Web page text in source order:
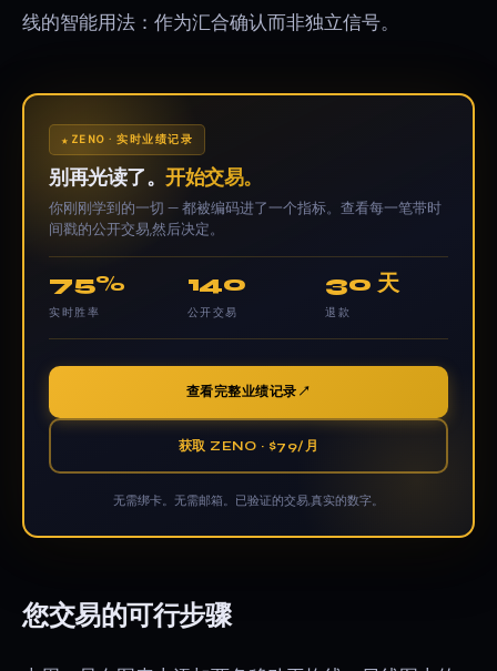
线的智能用法：作为汇合确认而非独立信号。
ZENO · 实时业绩记录
别再光读了。 开始交易。
你刚刚学到的一切 — 都被编码进了一个指标。查看每一笔带时
间戳的公开交易,然后决定。
75%
实时胜率
140
公开交易
30 天
退款
查看完整业绩记录
获取 ZENO · $79/月
无需绑卡。无需邮箱。已验证的交易,真实的数字。
您交易的可行步骤